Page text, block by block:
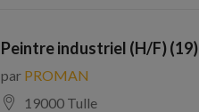
Peintre industriel (H/F) (19)
par PROMAN
19000 Tulle